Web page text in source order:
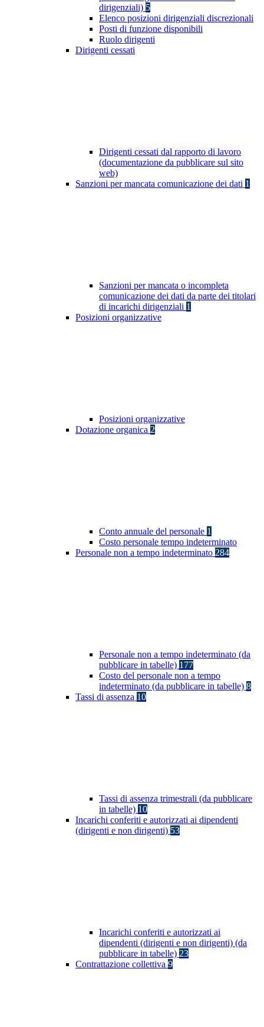
dirigenziali) 5
Elenco posizioni dirigenziali discrezionali
Posti di funzione disponibili
Ruolo dirigenti
Dirigenti cessati
Dirigenti cessati dal rapporto di lavoro
(documentazione da pubblicare sul sito
web)
Sanzioni per mancata comunicazione dei dati 1
Sanzioni per mancata o incompleta
comunicazione dei dati da parte dei titolari
di incarichi dirigenziali 1
Posizioni organizzative
Posizioni organizzative
Dotazione organica 2
Conto annuale del personale 1
Costo personale tempo indeterminato
Personale non a tempo indeterminato 284
Personale non a tempo indeterminato (da
pubblicare in tabelle) 177
Costo del personale non a tempo
indeterminato (da pubblicare in tabelle) 8
Tassi di assenza 10
Tassi di assenza trimestrali (da pubblicare
in tabelle) 10
Incarichi conferiti e autorizzati ai dipendenti
(dirigenti e non dirigenti) 53
Incarichi conferiti e autorizzati ai
dipendenti (dirigenti e non dirigenti) (da
pubblicare in tabelle) 23
Contrattazione collettiva 9